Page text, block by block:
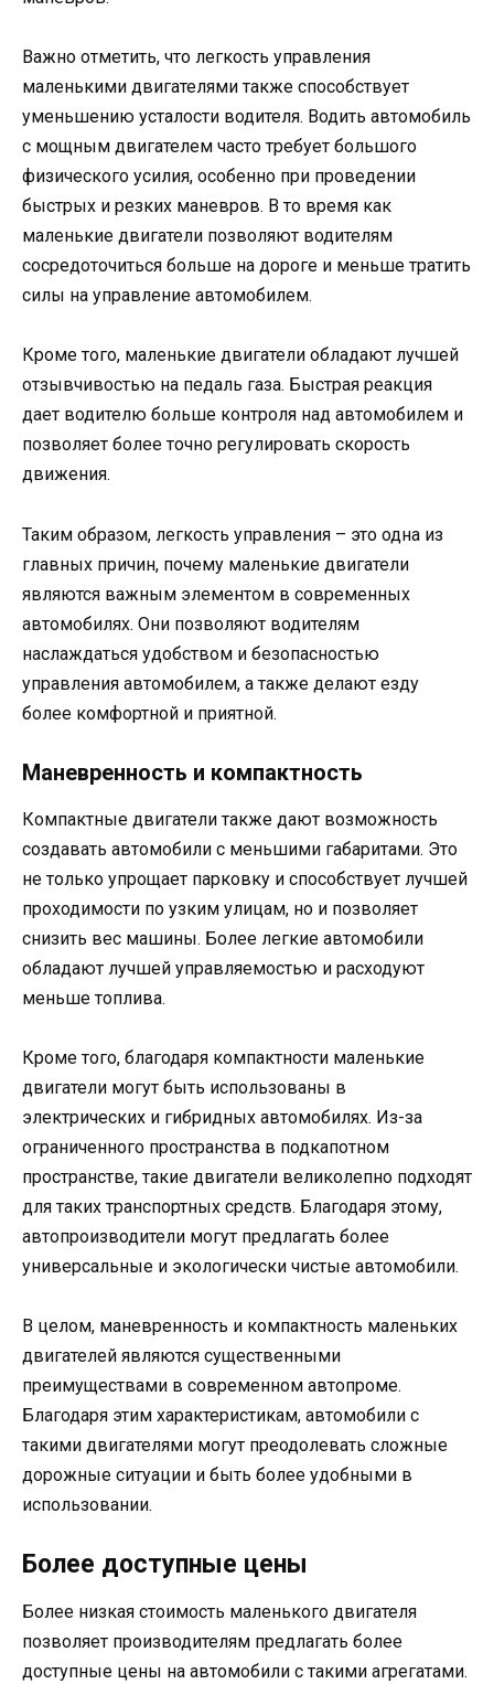
Важно отметить, что легкость управления
маленькими двигателями также способствует
уменьшению усталости водителя. Водить автомобиль
с мощным двигателем часто требует большого
физического усилия, особенно при проведении
быстрых и резких маневров. В то время как
маленькие двигатели позволяют водителям
сосредоточиться больше на дороге и меньше тратить
силы на управление автомобилем.
Кроме того, маленькие двигатели обладают лучшей
отзывчивостью на педаль газа. Быстрая реакция
дает водителю больше контроля над автомобилем и
позволяет более точно регулировать скорость
движения.
Таким образом, легкость управления – это одна из
главных причин, почему маленькие двигатели
являются важным элементом в современных
автомобилях. Они позволяют водителям
наслаждаться удобством и безопасностью
управления автомобилем, а также делают езду
более комфортной и приятной.
Маневренность и компактность
Компактные двигатели также дают возможность
создавать автомобили с меньшими габаритами. Это
не только упрощает парковку и способствует лучшей
проходимости по узким улицам, но и позволяет
снизить вес машины. Более легкие автомобили
обладают лучшей управляемостью и расходуют
меньше топлива.
Кроме того, благодаря компактности маленькие
двигатели могут быть использованы в
электрических и гибридных автомобилях. Из-за
ограниченного пространства в подкапотном
пространстве, такие двигатели великолепно подходят
для таких транспортных средств. Благодаря этому,
автопроизводители могут предлагать более
универсальные и экологически чистые автомобили.
В целом, маневренность и компактность маленьких
двигателей являются существенными
преимуществами в современном автопроме.
Благодаря этим характеристикам, автомобили с
такими двигателями могут преодолевать сложные
дорожные ситуации и быть более удобными в
использовании.
Более доступные цены
Более низкая стоимость маленького двигателя
позволяет производителям предлагать более
доступные цены на автомобили с такими агрегатами.